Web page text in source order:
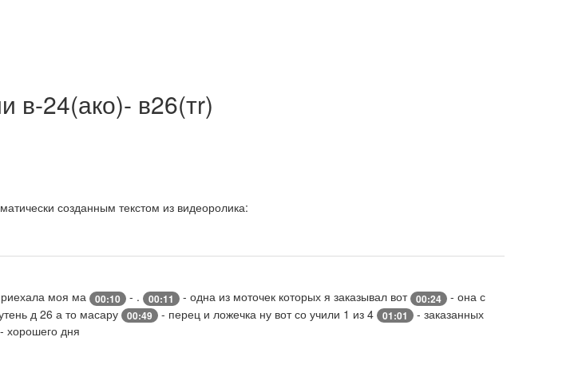
в-24(ако)- в26(тr)
созданным текстом из видеоролика:
моя ма 00:10 - . 00:11 - одна из моточек которых я заказывал вот 00:24
- она с
д 26 а то масару 00:49 - перец и ложечка ну вот со учили 1 из 4 01:01
- заказанных
- хорошего дня